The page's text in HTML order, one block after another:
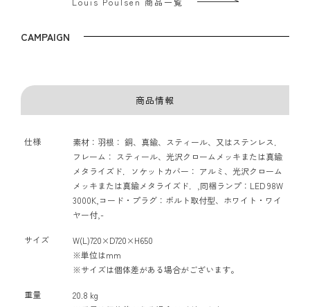
CAMPAIGN
商品情報
仕様
素材：羽根： 銅、真鍮、スティール、又はステンレス．
フレーム： スティール、光沢クロームメッキまたは真鍮
メタライズド．ソケットカバー： アルミ、光沢クローム
メッキまたは真鍮メタライズド．,同梱ランプ：LED 98W
3000K,コード・プラグ：ボルト取付型、ホワイト・ワイ
ヤー付,-
サイズ
W(L)720×D720×H650
※単位はmm
※サイズは個体差がある場合がございます。
重量
20.8 kg